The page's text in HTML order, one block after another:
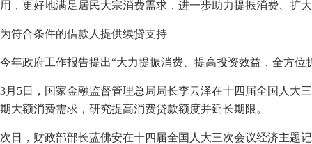
用，更好地满足居民大宗消费需求，进一步助力提振消费、扩
为符合条件的借款人提供续贷支持
今年政府工作报告提出“大力提振消费、提高投资效益，全方位
3月5日，国家金融监督管理总局局长李云泽在十四届全国人大
期大额消费需求，研究提高消费贷款额度并延长期限。
次日，财政部部长蓝佛安在十四届全国人大三次会议经济主题